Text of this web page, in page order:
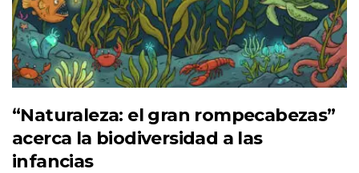
“Naturaleza: el gran rompecabezas”
acerca la biodiversidad a las
infancias